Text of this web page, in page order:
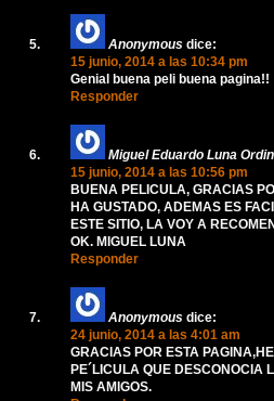
Anonymous dice:
15 junio, 2014 a las 10:34 pm
Genial buena peli buena pagina!!
Responder
Miguel Eduardo Luna
15 junio, 2014 a las 10:56 pm
BUENA PELICULA, GRACIAS
HA GUSTADO, ADEMAS ES
ESTE SITIO, LA VOY A
OK. MIGUEL LUNA
Responder
Anonymous dice:
24 junio, 2014 a las 4:01 am
GRACIAS POR ESTA
PE´LICULA QUE DESCONOCIA
MIS AMIGOS.